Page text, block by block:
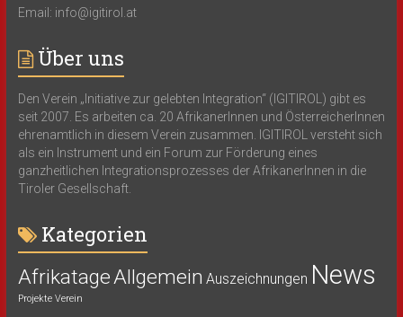
Email: info@igitirol.at
Über uns
Den Verein „Initiative zur gelebten Integration“ (IGITIROL) gibt es
seit 2007. Es arbeiten ca. 20 AfrikanerInnen und ÖsterreicherInnen
ehrenamtlich in diesem Verein zusammen. IGITIROL versteht sich
als ein Instrument und ein Forum zur Förderung eines
ganzheitlichen Integrationsprozesses der AfrikanerInnen in die
Tiroler Gesellschaft.
Kategorien
AfrikatageAllgemein Auszeichnungen News
Projekte Verein